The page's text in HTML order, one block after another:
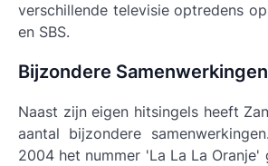
verschillende televisie optredens
en SBS.
Bijzondere Samenwerkingen
Naast zijn eigen hitsingels heeft
aantal bijzondere
2004 het nummer 'La La La